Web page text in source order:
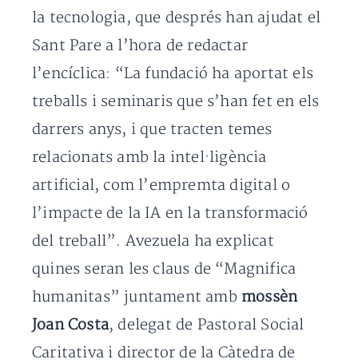
la tecnologia, que després han ajudat el
Sant Pare a l’hora de redactar
l’encíclica: “La fundació ha aportat els
treballs i seminaris que s’han fet en els
darrers anys, i que tracten temes
relacionats amb la intel·ligència
artificial, com l’empremta digital o
l’impacte de la IA en la transformació
del treball”. Avezuela ha explicat
quines seran les claus de “Magnifica
humanitas” juntament amb mossèn
Joan Costa, delegat de Pastoral Social
Caritativa i director de la Càtedra de